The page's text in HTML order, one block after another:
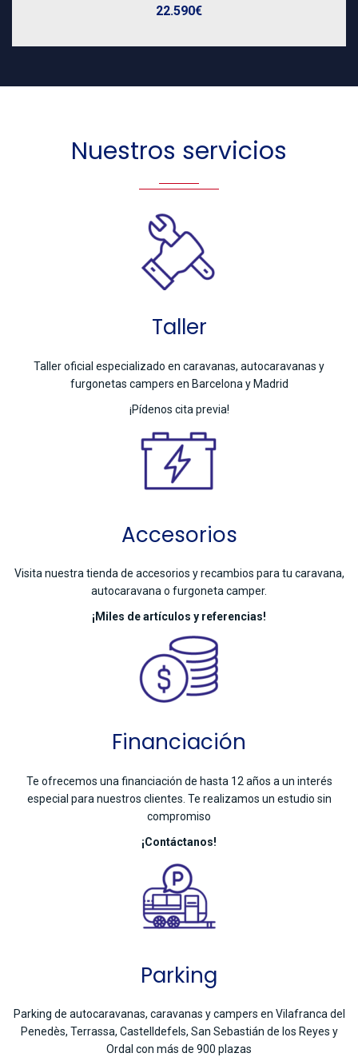
22.590€
Nuestros servicios
Taller
Taller oficial especializado en caravanas, autocaravanas y
furgonetas campers en Barcelona y Madrid
¡Pídenos cita previa!
Accesorios
Visita nuestra tienda de accesorios y recambios para tu caravana,
autocaravana o furgoneta camper.
¡Miles de artículos y referencias!
Financiación
Te ofrecemos una financiación de hasta 12 años a un interés
especial para nuestros clientes. Te realizamos un estudio sin
compromiso
¡Contáctanos!
Parking
Parking de autocaravanas, caravanas y campers en Vilafranca del
Penedès, Terrassa, Castelldefels, San Sebastián de los Reyes y
Ordal con más de 900 plazas